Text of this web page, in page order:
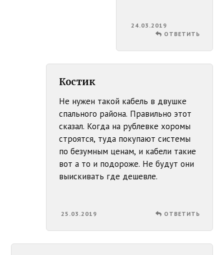
24.03.2019
ОТВЕТИТЬ
Костик
Не нужен такой кабель в двушке
спального района. Правильно этот
сказал. Когда на рублевке хоромы
строятся, туда покупают системы
по безумным ценам, и кабели такие
вот а то и подороже. Не будут они
выискивать где дешевле.
25.03.2019 ОТВЕТИТЬ